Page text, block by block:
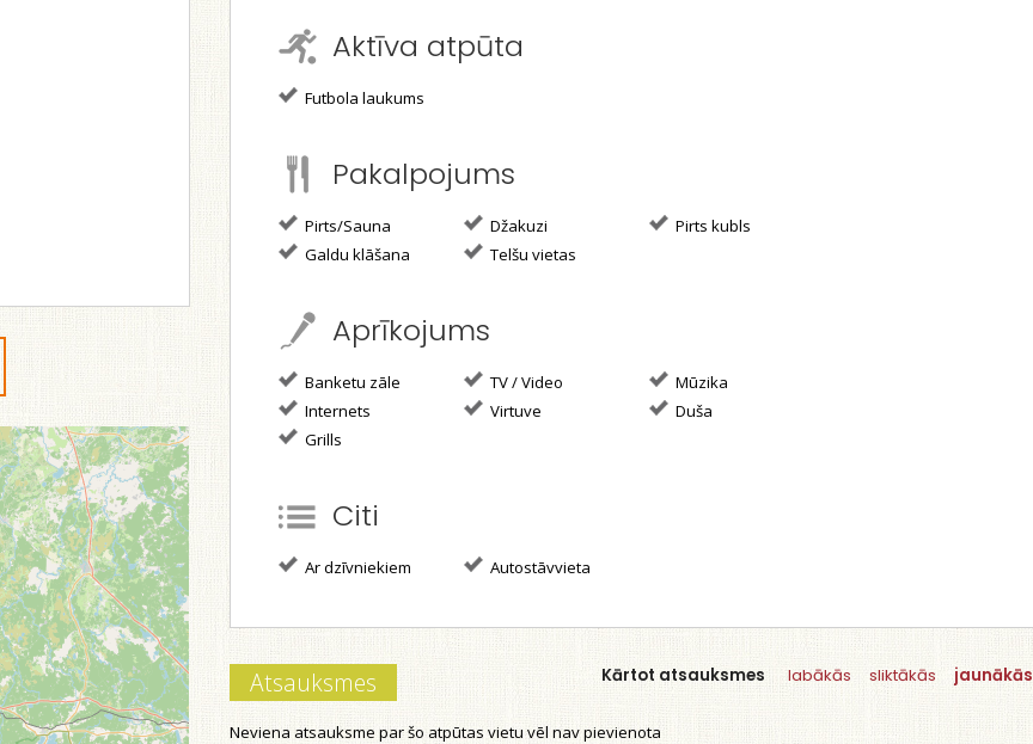
Aktīva atpūta
Futbola laukums
Pakalpojums
Pirts/Sauna Džakuzi
Pirts kubls
Galdu klāšana
Telšu vietas
Aprīkojums
Banketu zāle TV / Video
Mūzika
Internets
Virtuve
Duša
Grills
Citi
Ar dzīvniekiem Autostāvvieta
Kārtot atsauksmes labākās sliktākās jaunākās
Atsauksmes
Neviena atsauksme par šo atpūtas vietu vēl nav pievienota